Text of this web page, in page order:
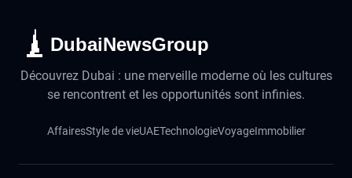
DubaiNewsGroup
Découvrez Dubai : une merveille moderne où les cultures
se rencontrent et les opportunités sont infinies.
AffairesStyle de vieUAETechnologieVoyageImmobilier